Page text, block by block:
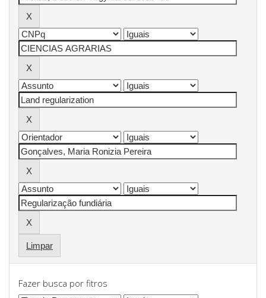
Limpar
Fazer busca por fitros